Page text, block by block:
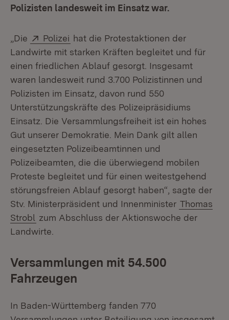
Polizisten landesweit im Einsatz war.
„Die Extern:
Polizei (Öffnet in neuem Fenster)
hat die Protestaktionen der
Landwirte mit starken Kräften begleitet und für
einen friedlichen Ablauf gesorgt. Insgesamt
waren landesweit rund 3.700 Polizistinnen und
Polizisten im Einsatz, davon rund 550
Unterstützungskräfte des Polizeipräsidiums
Einsatz. Die Versammlungsfreiheit ist ein hohes
Gut unserer Demokratie. Mein Dank gilt allen
eingesetzten Polizeibeamtinnen und
Polizeibeamten, die die überwiegend mobilen
Proteste begleitet und für einen weitestgehend
störungsfreien Ablauf gesorgt haben“, sagte der
Stv. Ministerpräsident und Innenminister Thomas
Strobl zum Abschluss der Aktionswoche der
Landwirte.
Versammlungen mit 54.500
Fahrzeugen
In Baden-Württemberg fanden 770